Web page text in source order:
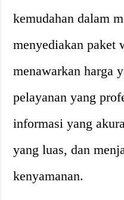
kemudahan dalam
menyediakan paket
menawarkan harga
pelayanan yang
informasi yang
yang luas, dan
kenyamanan.